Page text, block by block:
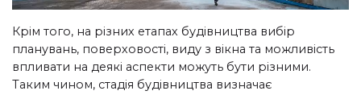
Крім того, на різних етапах будівництва вибір
планувань, поверховості, виду з вікна та можливість
впливати на деякі аспекти можуть бути різними.
Таким чином, стадія будівництва визначає